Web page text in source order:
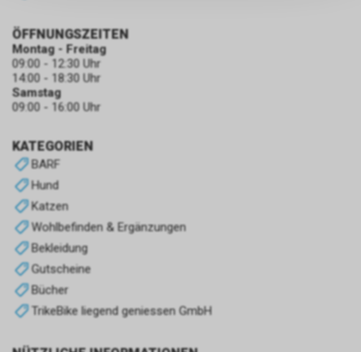
KATEGORIEN
BARF
Hund
Katzen
Wohlbefinden & Ergänzungen
Bekleidung
Gutscheine
Bücher
TrikeBike liegend geniessen GmbH
ÖFFNUNGSZEITEN
Montag - Freitag
09:00 - 12:30 Uhr
14:00 - 18:30 Uhr
Samstag
09:00 - 16:00 Uhr